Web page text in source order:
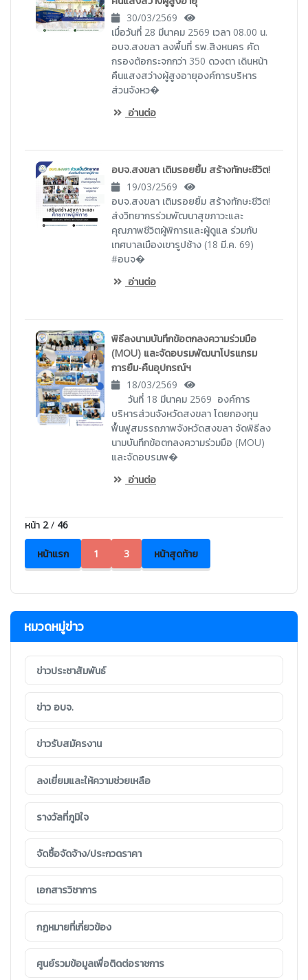
30/03/2569
เมื่อวันที่ 28 มีนาคม 2569 เวลา 08.00 น.
อบจ.สงขลา ลงพื้นที่ รพ.สิงหนคร คัด
กรองต้อกระจกกว่า 350 ดวงตา เดินหน้า
คืนแสงสว่างผู้สูงอายุองค์การบริหาร
ส่วนจังหว�
อ่านต่อ
อบจ.สงขลา เติมรอยยิ้ม สร้างทักษะชีวิต!
19/03/2569
อบจ.สงขลา เติมรอยยิ้ม สร้างทักษะชีวิต!
ส่งวิทยากรร่วมพัฒนาสุขภาวะและ
คุณภาพชีวิตผู้พิการและผู้ดูแล ร่วมกับ
เทศบาลเมืองเขารูปช้าง (18 มี.ค. 69)
#อบจ�
อ่านต่อ
พิธีลงนามบันทึกข้อตกลงความร่วมมือ
(MOU) และจัดอบรมพัฒนาโปรแกรม
การยืม-คืนอุปกรณ์ฯ
18/03/2569
วันที่ 18 มีนาคม 2569 องค์การ
บริหารส่วนจังหวัดสงขลา โดยกองทุน
ฟื้นฟูสมรรถภาพจังหวัดสงขลา จัดพิธีลง
นามบันทึกข้อตกลงความร่วมมือ (MOU)
และจัดอบรมพ�
อ่านต่อ
หน้า 2/ 46
หน้าแรก 1 3 หน้าสุดท้าย
หมวดหมู่ข่าว
ข่าวประชาสัมพันธ์
ข่าว อบจ.
ข่าวรับสมัครงาน
ลงเยี่ยมและให้ความช่วยเหลือ
รางวัลที่ภูมิใจ
จัดซื้อจัดจ้าง/ประกวดราคา
เอกสารวิชาการ
กฏหมายที่เกี่ยวข้อง
ศูนย์รวมข้อมูลเพื่อติดต่อราชการ